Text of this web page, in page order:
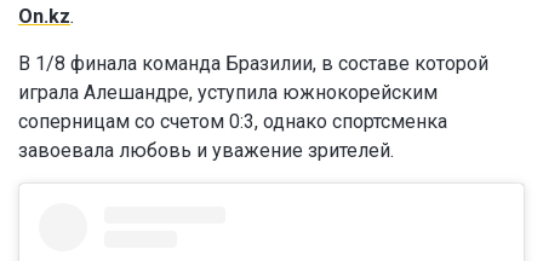
On.kz.
В 1/8 финала команда Бразилии, в составе которой
играла Алешандре, уступила южнокорейским
соперницам со счетом 0:3, однако спортсменка
завоевала любовь и уважение зрителей.